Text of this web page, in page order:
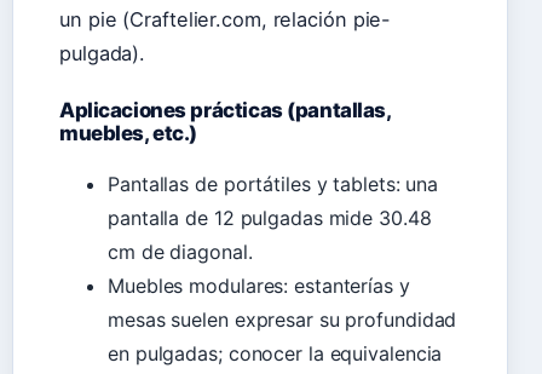
un pie (Craftelier.com, relación pie-
pulgada).
Aplicaciones prácticas (pantallas,
muebles, etc.)
Pantallas de portátiles y tablets: una
pantalla de 12 pulgadas mide 30.48
cm de diagonal.
Muebles modulares: estanterías y
mesas suelen expresar su profundidad
en pulgadas; conocer la equivalencia